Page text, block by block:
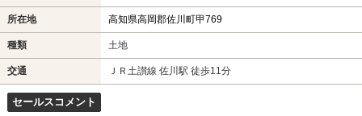
所在地 高知県高岡郡佐川町甲769
種類 土地
交通 ＪＲ土讃線 佐川駅 徒歩11分
セールスコメント